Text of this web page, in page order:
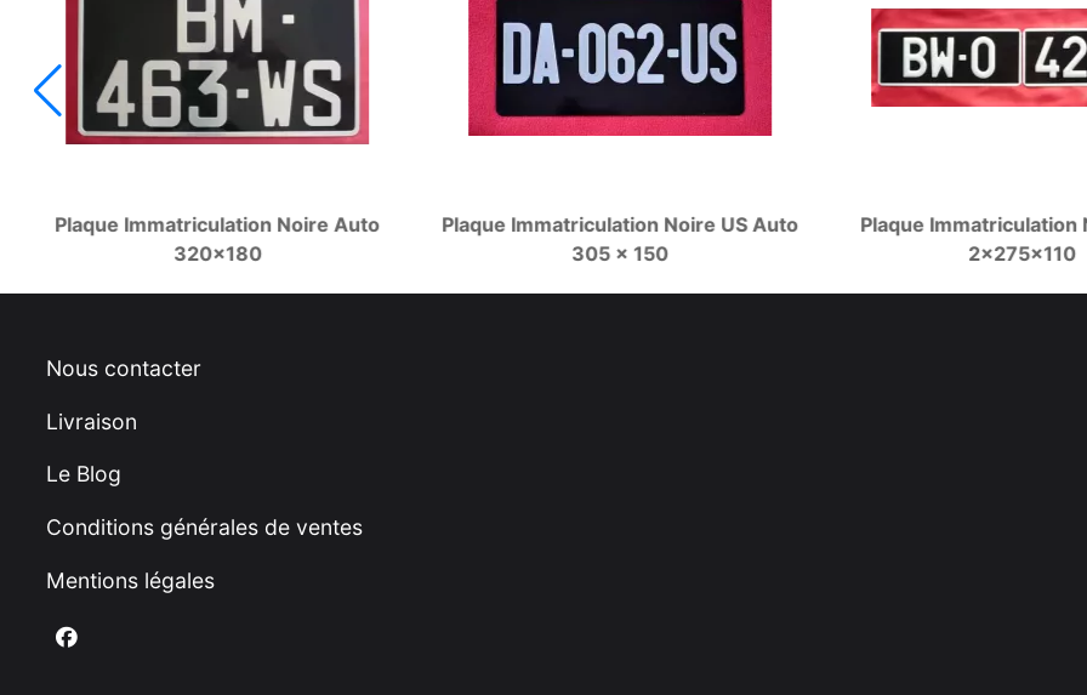
Plaque Immatriculation Noire Auto
320x180
Plaque Immatriculation Noire US Auto
305 x 150
Plaque Immatriculation
2x275x110
Nous contacter
Livraison
Le Blog
Conditions générales de ventes
Mentions légales